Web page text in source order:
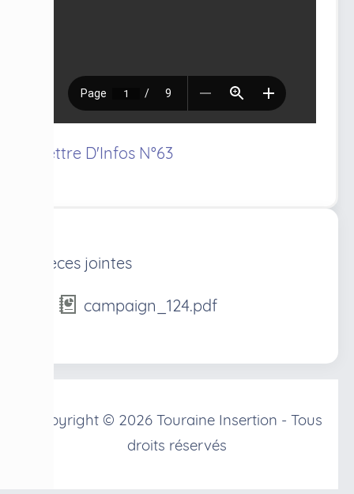
Lettre D'Infos N°63
Pièces jointes
campaign_124.pdf
Copyright © 2026 Touraine Insertion - Tous
droits réservés